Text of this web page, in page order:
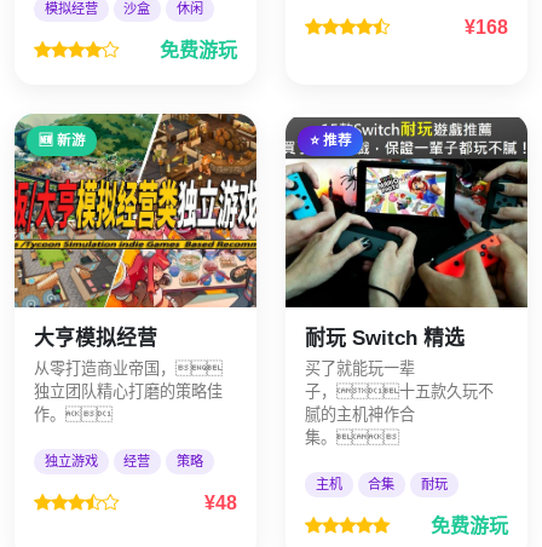
模拟经营 沙盒 休闲
免费游玩
¥168
🆕 新游
大亨模拟经营
从零打造商业帝国，
独立团队精心打磨的策略佳
作。
独立游戏 经营 策略
¥48
⭐ 推荐
耐玩 Switch 精选
买了就能玩一辈
子，十五款久玩不
腻的主机神作合
集。
主机 合集 耐玩
免费游玩